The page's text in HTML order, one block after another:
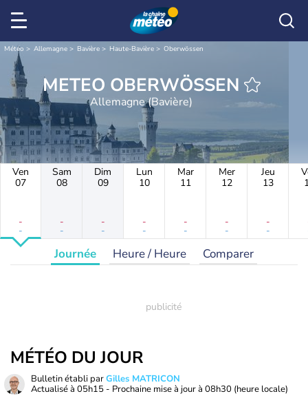
Météo Allemagne Bavière Haute-Bavière Oberwössen
METEO OBERWÖSSEN
Allemagne (Bavière)
Ven
07
-
-
Sam
08
-
-
Dim
09
-
-
Lun
10
-
-
Mar
11
-
-
Mer
12
-
-
Jeu
13
-
-
Journée Heure / Heure Comparer
MÉTÉO DU JOUR
Bulletin établi parGilles MATRICON
Actualisé à 05h15 - Prochaine mise à jour à 08h30 (heure locale)